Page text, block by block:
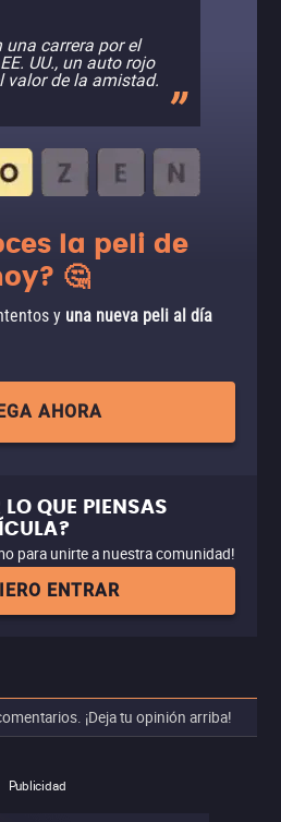
una carrera por el
UU., un auto rojo
valor de la amistad.
la peli de
🤔
y una nueva peli al día
AHORA
QUE PIENSAS
para unirte a nuestra comunidad!
ENTRAR
¡Deja tu opinión arriba!
Publicidad